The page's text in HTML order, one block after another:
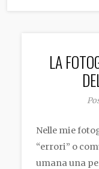
LA
Nelle mie
“errori” o
umana una